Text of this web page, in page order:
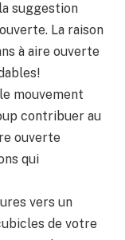
suggestion
La raison
à aire ouverte
mouvement
contribuer au
ouverte
qui
vers un
de votre